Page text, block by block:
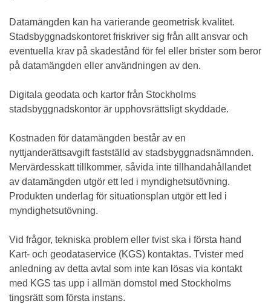
Datamängden kan ha varierande geometrisk kvalitet.
Stadsbyggnadskontoret friskriver sig från allt ansvar och
eventuella krav på skadestånd för fel eller brister som beror
på datamängden eller användningen av den.
Digitala geodata och kartor från Stockholms
stadsbyggnadskontor är upphovsrättsligt skyddade.
Kostnaden för datamängden består av en
nyttjanderättsavgift fastställd av stadsbyggnadsnämnden.
Mervärdesskatt tillkommer, såvida inte tillhandahållandet
av datamängden utgör ett led i myndighetsutövning.
Produkten underlag för situationsplan utgör ett led i
myndighetsutövning.
Vid frågor, tekniska problem eller tvist ska i första hand
Kart- och geodataservice (KGS) kontaktas. Tvister med
anledning av detta avtal som inte kan lösas via kontakt
med KGS tas upp i allmän domstol med Stockholms
tingsrätt som första instans.